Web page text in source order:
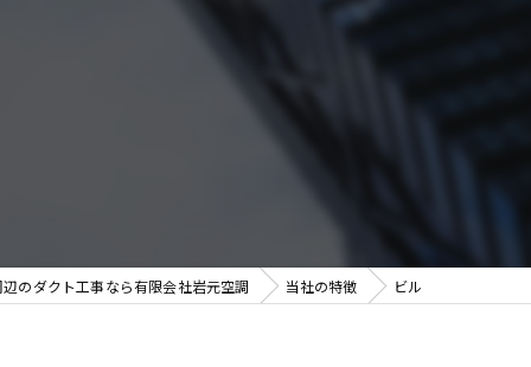
のダクト工事なら有限会社岩元空調 当社の特徴 ビル